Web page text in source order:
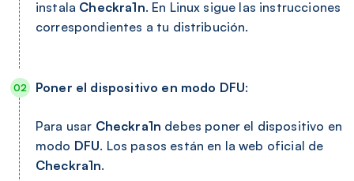
instala Checkra1n. En Linux sigue las instrucciones
correspondientes a tu distribución.
Poner el dispositivo en modo DFU:
Para usar Checkra1n debes poner el dispositivo en
modo DFU. Los pasos están en la web oficial de
Checkra1n.